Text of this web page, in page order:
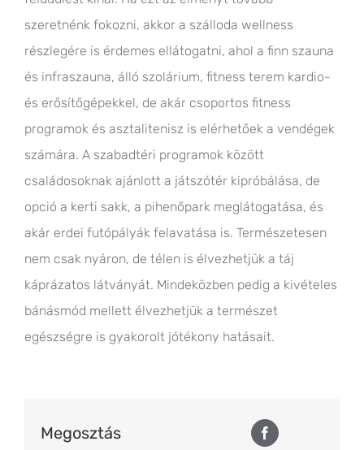
szeretnénk fokozni, akkor a szálloda wellness
részlegére is érdemes ellátogatni, ahol a finn szauna
és infraszauna, álló szolárium, fitness terem kardio-
és erősítőgépekkel, de akár csoportos fitness
programok és asztalitenisz is elérhetőek a vendégek
számára. A szabadtéri programok között
családosoknak ajánlott a játszótér kipróbálása, de
opció a kerti sakk, a pihenőpark meglátogatása, és
akár erdei futópályák felavatása is. Természetesen
nem csak nyáron, de télen is élvezhetjük a táj
káprázatos látványát. Mindeközben pedig a kivételes
bánásmód mellett élvezhetjük a természet
egészségre is gyakorolt jótékony hatásait.
Megosztás Facebook